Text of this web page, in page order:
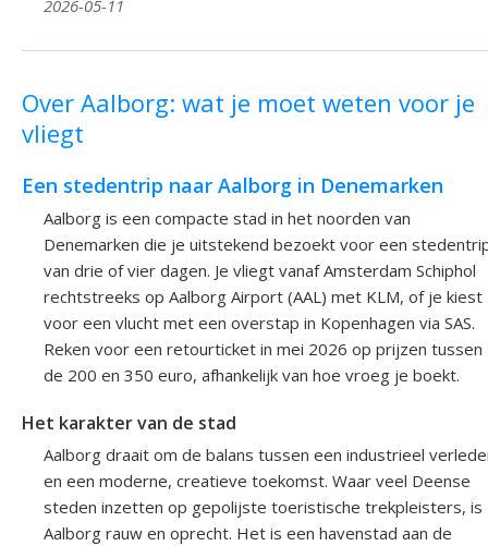
2026-05-11
Over Aalborg: wat je moet weten voor je
vliegt
Een stedentrip naar Aalborg in Denemarken
Aalborg is een compacte stad in het noorden van
Denemarken die je uitstekend bezoekt voor een
van drie of vier dagen. Je vliegt vanaf Amsterdam Schiphol
rechtstreeks op Aalborg Airport (AAL) met KLM, of je kiest
voor een vlucht met een overstap in Kopenhagen via SAS.
Reken voor een retourticket in mei 2026 op prijzen tussen
de 200 en 350 euro, afhankelijk van hoe vroeg je boekt.
Het karakter van de stad
Aalborg draait om de balans tussen een industrieel
en een moderne, creatieve toekomst. Waar veel Deense
steden inzetten op gepolijste toeristische trekpleisters, is
Aalborg rauw en oprecht. Het is een havenstad aan de